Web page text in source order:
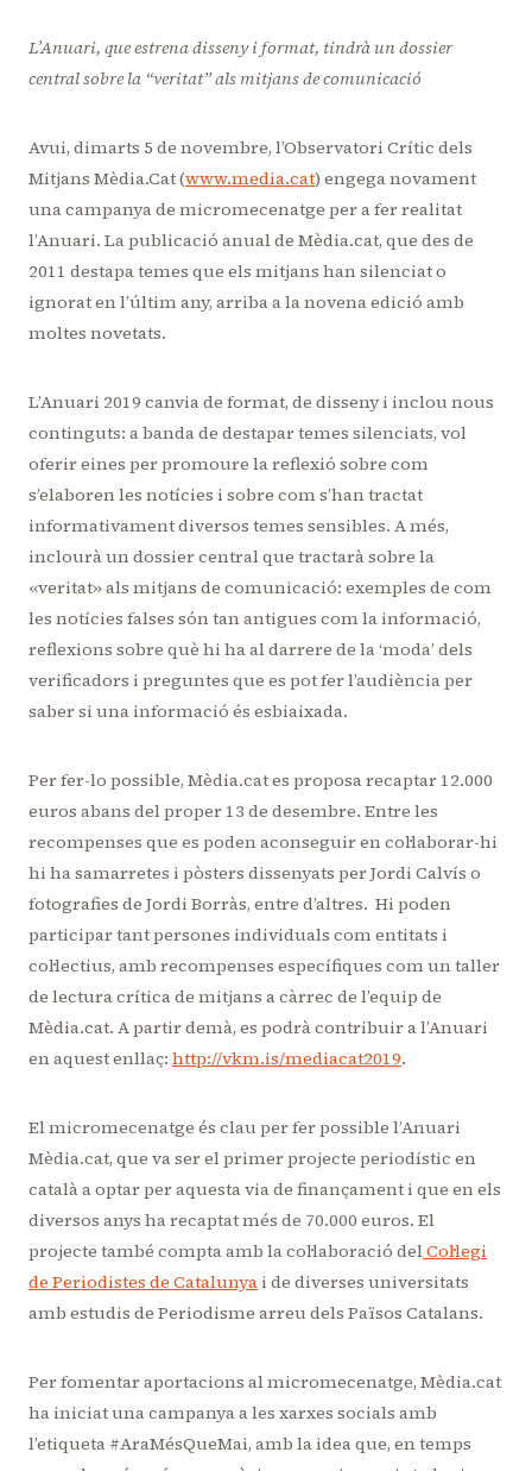
L’Anuari, que estrena disseny i format, tindrà un dossier
central sobre la “veritat” als mitjans de comunicació
Avui, dimarts 5 de novembre, l’Observatori Crític dels
Mitjans Mèdia.Cat (www.media.cat) engega novament
una campanya de micromecenatge per a fer realitat
l’Anuari. La publicació anual de Mèdia.cat, que des de
2011 destapa temes que els mitjans han silenciat o
ignorat en l’últim any, arriba a la novena edició amb
moltes novetats.
L’Anuari 2019 canvia de format, de disseny i inclou nous
continguts: a banda de destapar temes silenciats, vol
oferir eines per promoure la reflexió sobre com
s’elaboren les notícies i sobre com s’han tractat
informativament diversos temes sensibles. A més,
inclourà un dossier central que tractarà sobre la
«veritat» als mitjans de comunicació: exemples de com
les notícies falses són tan antigues com la informació,
reflexions sobre què hi ha al darrere de la ‘moda’ dels
verificadors i preguntes que es pot fer l’audiència per
saber si una informació és esbiaixada.
Per fer-lo possible, Mèdia.cat es proposa recaptar 12.000
euros abans del proper 13 de desembre. Entre les
recompenses que es poden aconseguir en col·laborar-hi
hi ha samarretes i pòsters dissenyats per Jordi Calvís o
fotografies de Jordi Borràs, entre d’altres. Hi poden
participar tant persones individuals com entitats i
col·lectius, amb recompenses específiques com un taller
de lectura crítica de mitjans a càrrec de l’equip de
Mèdia.cat. A partir demà, es podrà contribuir a l’Anuari
en aquest enllaç: http://vkm.is/mediacat2019.
El micromecenatge és clau per fer possible l’Anuari
Mèdia.cat, que va ser el primer projecte periodístic en
català a optar per aquesta via de finançament i que en els
diversos anys ha recaptat més de 70.000 euros. El
projecte també compta amb la col·laboració delCol·legi
de Periodistes de Catalunya i de diverses universitats
amb estudis de Periodisme arreu dels Països Catalans.
Per fomentar aportacions al micromecenatge, Mèdia.cat
ha iniciat una campanya a les xarxes socials amb
l’etiqueta #AraMésQueMai, amb la idea que, en temps